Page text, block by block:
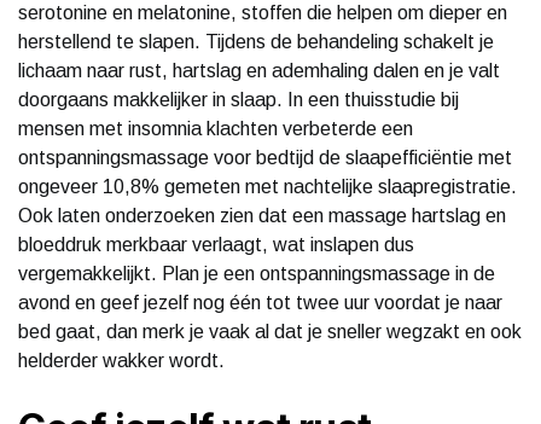
serotonine en melatonine, stoffen die helpen om dieper en
herstellend te slapen. Tijdens de behandeling schakelt je
lichaam naar rust, hartslag en ademhaling dalen en je valt
doorgaans makkelijker in slaap. In een thuisstudie bij
mensen met insomnia klachten verbeterde een
ontspanningsmassage voor bedtijd de slaapefficiëntie met
ongeveer 10,8% gemeten met nachtelijke slaapregistratie.
Ook laten onderzoeken zien dat een massage hartslag en
bloeddruk merkbaar verlaagt, wat inslapen dus
vergemakkelijkt. Plan je een ontspanningsmassage in de
avond en geef jezelf nog één tot twee uur voordat je naar
bed gaat, dan merk je vaak al dat je sneller wegzakt en ook
helderder wakker wordt.